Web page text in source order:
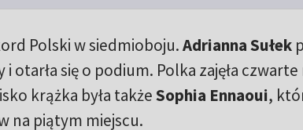
Polski w siedmioboju.Adrianna Sułek
i otarła się o podium. Polka zajęła
krążka była takżeSophia Ennaoui,
na piątym miejscu.